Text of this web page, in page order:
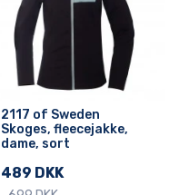
2117 of Sweden
Skoges, fleecejakke,
dame, sort
489 DKK